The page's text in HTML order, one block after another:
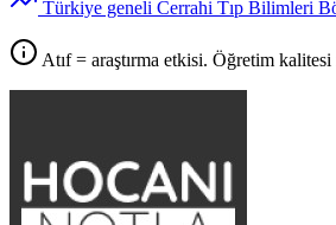
Türkiye geneli Cerrahi Tıp Bilimleri
Atıf = araştırma etkisi. Öğretim